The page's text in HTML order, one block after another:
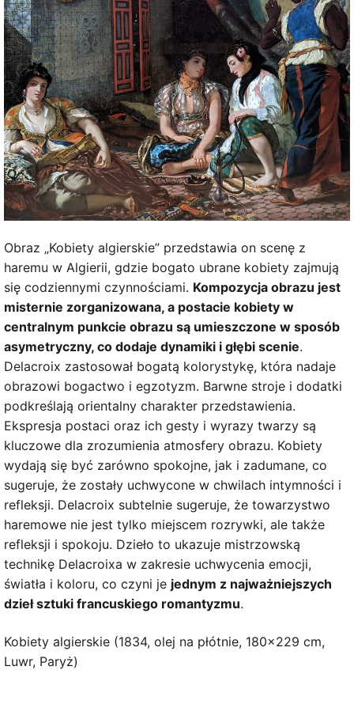
Obraz „Kobiety algierskie” przedstawia on scenę z
haremu w Algierii, gdzie bogato ubrane kobiety zajmują
się codziennymi czynnościami. Kompozycja obrazu jest
misternie zorganizowana, a postacie kobiety w
centralnym punkcie obrazu są umieszczone w sposób
asymetryczny, co dodaje dynamiki i głębi scenie.
Delacroix zastosował bogatą kolorystykę, która nadaje
obrazowi bogactwo i egzotyzm. Barwne stroje i dodatki
podkreślają orientalny charakter przedstawienia.
Ekspresja postaci oraz ich gesty i wyrazy twarzy są
kluczowe dla zrozumienia atmosfery obrazu. Kobiety
wydają się być zarówno spokojne, jak i zadumane, co
sugeruje, że zostały uchwycone w chwilach intymności i
refleksji. Delacroix subtelnie sugeruje, że towarzystwo
haremowe nie jest tylko miejscem rozrywki, ale także
refleksji i spokoju. Dzieło to ukazuje mistrzowską
technikę Delacroixa w zakresie uchwycenia emocji,
światła i koloru, co czyni je jednym z najważniejszych
dzieł sztuki francuskiego romantyzmu.
Kobiety algierskie (1834, olej na płótnie, 180×229 cm,
Luwr, Paryż)